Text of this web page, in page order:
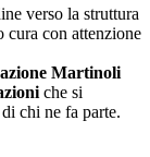
verso la struttura
cura con attenzione
Martinoli
che si
chi ne fa parte.